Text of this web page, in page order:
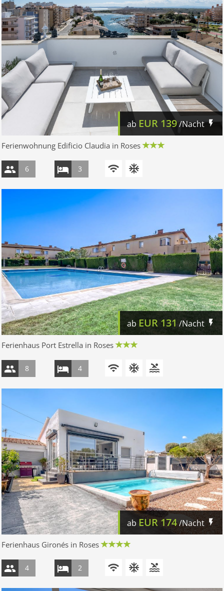
ab EUR 139/Nacht
Ferienwohnung Edificio Claudia in Roses
6 3
ab EUR 131/Nacht
Ferienhaus Port Estrella in Roses
8 4
ab EUR 174/Nacht
Ferienhaus Gironés in Roses
4 2